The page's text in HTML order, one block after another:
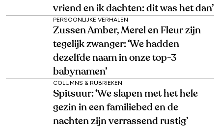
vriend en ik dachten: dit was het dan’
PERSOONLIJKE VERHALEN
Zussen Amber, Merel en Fleur zijn
tegelijk zwanger: ‘We hadden
dezelfde naam in onze top-3
babynamen’
COLUMNS & RUBRIEKEN
Spitsuur: ‘We slapen met het hele
gezin in een familiebed en de
nachten zijn verrassend rustig’